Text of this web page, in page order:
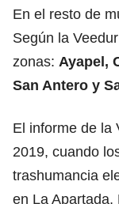
En el resto de
Según la
zonas: Ayapel,
San Antero y
El informe de la
2019, cuando
trashumancia
en La Apartada,